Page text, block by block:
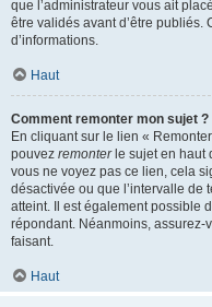
que l’administrateur vous ait
être validés avant d’être publiés.
d’informations.
Haut
Comment remonter mon sujet ?
En cliquant sur le lien «
pouvez remonterle sujet en haut
vous ne voyez pas ce lien, cela
désactivée ou que l’intervalle de
atteint. Il est également possible
répondant. Néanmoins, assurez-
faisant.
Haut